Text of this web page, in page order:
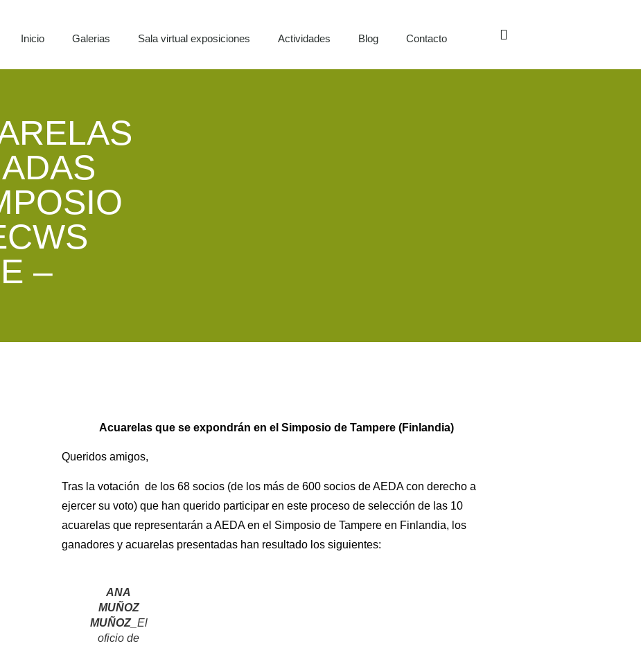
Inicio Galerias Sala virtual exposiciones Actividades Blog Contacto
–
Acuarelas que se expondrán en el Simposio de Tampere (Finlandia)
Queridos amigos,
Tras la votación de los 68 socios (de los más de 600 socios de AEDA con derecho a
ejercer su voto) que han querido participar en este proceso de selección de las 10
acuarelas que representarán a AEDA en el Simposio de Tampere en Finlandia, los
ganadores y acuarelas presentadas han resultado los siguientes:
ANA
MUÑOZ
MUÑOZ_ El
oficio de